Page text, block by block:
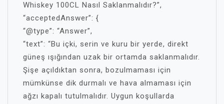
Whiskey 100CL Nasıl Saklanmalıdır?”,
“acceptedAnswer”: {
“@type”: “Answer”,
“text”: “Bu içki, serin ve kuru bir yerde, direkt
güneş ışığından uzak bir ortamda saklanmalıdır.
Şişe açıldıktan sonra, bozulmaması için
mümkünse dik durmalı ve hava almaması için
ağzı kapalı tutulmalıdır. Uygun koşullarda